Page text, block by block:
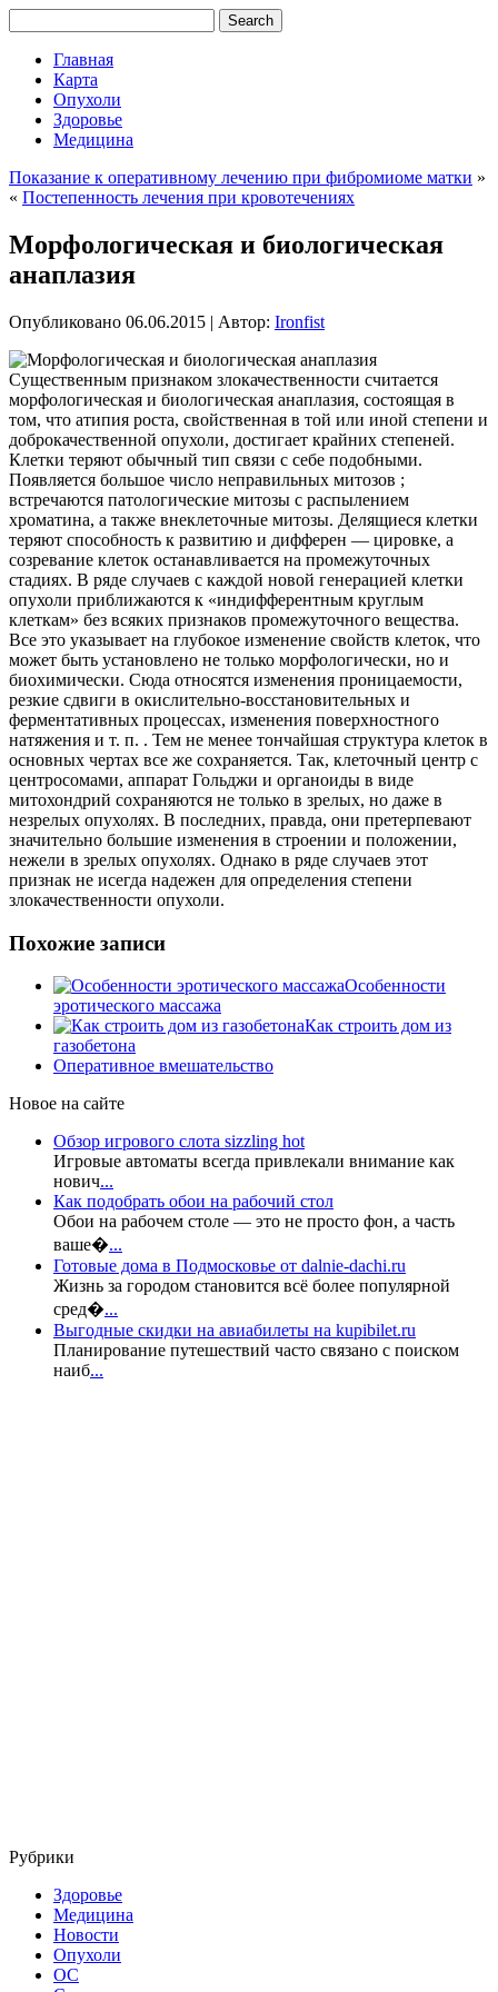
Главная
Карта
Опухоли
Здоровье
Медицина
Показание к оперативному лечению при фибромиоме матки »
« Постепенность лечения при кровотечениях
Морфологическая и биологическая
анаплазия
Опубликовано 06.06.2015 | Автор: Ironfist
Существенным признаком злокачественности считается
морфологическая и биологическая анаплазия, состоящая в
том, что атипия роста, свойственная в той или иной степени и
доброкачественной опухоли, достигает крайних степеней.
Клетки теряют обычный тип связи с себе подобными.
Появляется большое число неправильных митозов ;
встречаются патологические митозы с распылением
хроматина, а также внеклеточные митозы. Делящиеся клетки
теряют способность к развитию и дифферен — цировке, а
созревание клеток останавливается на промежуточных
стадиях. В ряде случаев с каждой новой генерацией клетки
опухоли приближаются к «индифферентным круглым
клеткам» без всяких признаков промежуточного вещества.
Все это указывает на глубокое изменение свойств клеток, что
может быть установлено не только морфологически, но и
биохимически. Сюда относятся изменения проницаемости,
резкие сдвиги в окислительно-восстановительных и
ферментативных процессах, изменения поверхностного
натяжения и т. п. . Тем не менее тончайшая структура клеток в
основных чертах все же сохраняется. Так, клеточный центр с
центросомами, аппарат Гольджи и органоиды в виде
митохондрий сохраняются не только в зрелых, но даже в
незрелых опухолях. В последних, правда, они претерпевают
значительно большие изменения в строении и положении,
нежели в зрелых опухолях. Однако в ряде случаев этот
признак не исегда надежен для определения степени
злокачественности опухоли.
Похожие записи
Особенности
эротического массажа
Как строить дом из
газобетона
Оперативное вмешательство
Новое на сайте
Обзор игрового слота sizzling hot
Игровые автоматы всегда привлекали внимание как
нович...
Как подобрать обои на рабочий стол
Обои на рабочем столе — это не просто фон, а часть
ваше�...
Готовые дома в Подмосковье от dalnie-dachi.ru
Жизнь за городом становится всё более популярной
сред�...
Выгодные скидки на авиабилеты на kupibilet.ru
Планирование путешествий часто связано с поиском
наиб...
Рубрики
Здоровье
Медицина
Новости
Опухоли
ОС